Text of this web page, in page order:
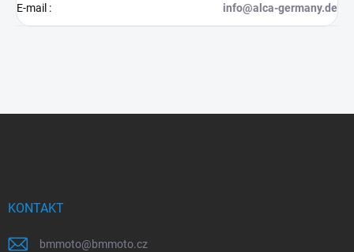
E-mail : info@alca-germany.de
KONTAKT
bmmoto@bmmoto.cz